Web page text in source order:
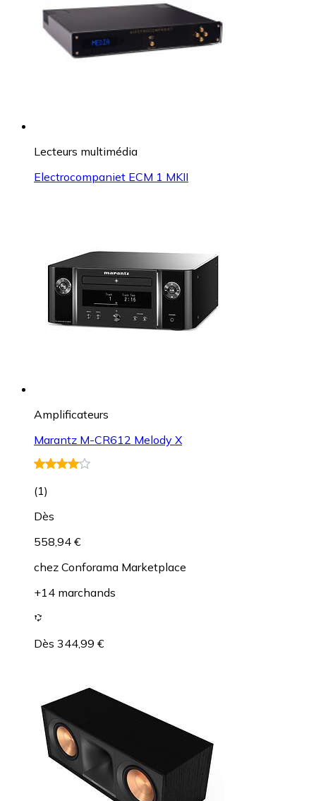
Lecteurs multimédia
Electrocompaniet ECM 1 MKII
Amplificateurs
Marantz M-CR612 Melody X
(1)
Dès
558,94 €
chez Conforama Marketplace
+14 marchands
Dès 344,99 €